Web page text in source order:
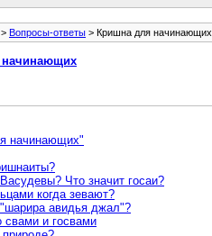
> Вопросы-ответы > Кришна для начинающих
начинающих"
Что значит госаи?
когда зевают?
авидья джал"?
свами и госвами